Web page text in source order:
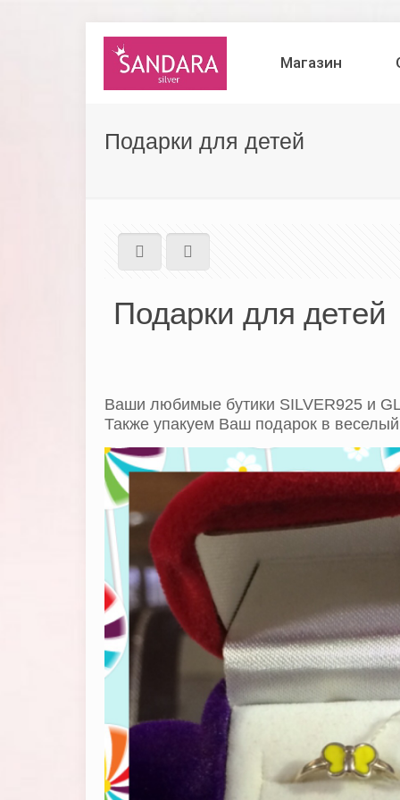
Магазин
Подарки для детей
Подарки для детей
Ваши любимые бутики SILVER925 и
Также упакуем Ваш подарок в